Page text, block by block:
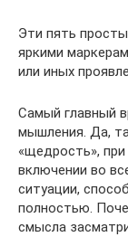
Эти пять
яркими
или иных
Самый главный
мышления. Да,
«щедрость»,
включении во
ситуации,
полностью.
смысла